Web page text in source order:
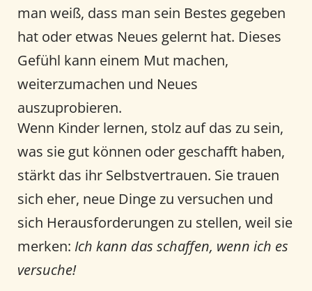
man weiß, dass man sein Bestes gegeben
hat oder etwas Neues gelernt hat. Dieses
Gefühl kann einem Mut machen,
weiterzumachen und Neues
auszuprobieren.
Wenn Kinder lernen, stolz auf das zu sein,
was sie gut können oder geschafft haben,
stärkt das ihr Selbstvertrauen. Sie trauen
sich eher, neue Dinge zu versuchen und
sich Herausforderungen zu stellen, weil sie
merken: Ich kann das schaffen, wenn ich es
versuche!